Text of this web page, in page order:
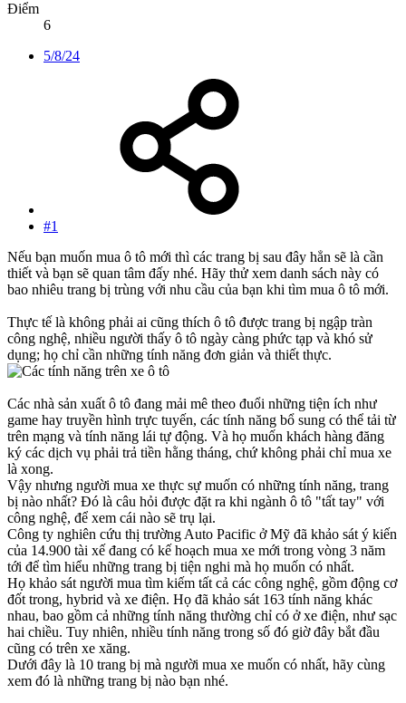
Điểm
6
5/8/24
#1
Nếu bạn muốn mua ô tô mới thì các trang bị sau đây hẳn sẽ là cần
thiết và bạn sẽ quan tâm đấy nhé. Hãy thử xem danh sách này có
bao nhiêu trang bị trùng với nhu cầu của bạn khi tìm mua ô tô mới.
Thực tế là không phải ai cũng thích ô tô được trang bị ngập tràn
công nghệ, nhiều người thấy ô tô ngày càng phức tạp và khó sử
dụng; họ chỉ cần những tính năng đơn giản và thiết thực.
Các nhà sản xuất ô tô đang mải mê theo đuổi những tiện ích như
game hay truyền hình trực tuyến, các tính năng bổ sung có thể tải từ
trên mạng và tính năng lái tự động. Và họ muốn khách hàng đăng
ký các dịch vụ phải trả tiền hằng tháng, chứ không phải chỉ mua xe
là xong.
Vậy nhưng người mua xe thực sự muốn có những tính năng, trang
bị nào nhất? Đó là câu hỏi được đặt ra khi ngành ô tô "tất tay" với
công nghệ, để xem cái nào sẽ trụ lại.
Công ty nghiên cứu thị trường Auto Pacific ở Mỹ đã khảo sát ý kiến
của 14.900 tài xế đang có kế hoạch mua xe mới trong vòng 3 năm
tới để tìm hiểu những trang bị tiện nghi mà họ muốn có nhất.
Họ khảo sát người mua tìm kiếm tất cả các công nghệ, gồm động cơ
đốt trong, hybrid và xe điện. Họ đã khảo sát 163 tính năng khác
nhau, bao gồm cả những tính năng thường chỉ có ở xe điện, như sạc
hai chiều. Tuy nhiên, nhiều tính năng trong số đó giờ đây bắt đầu
cũng có trên xe xăng.
Dưới đây là 10 trang bị mà người mua xe muốn có nhất, hãy cùng
xem đó là những trang bị nào bạn nhé.